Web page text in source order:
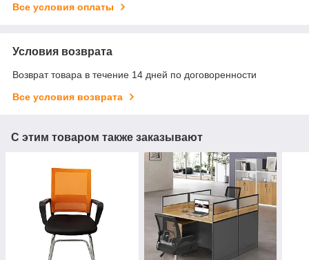
Все условия оплаты
Условия возврата
Возврат товара в течение 14 дней по договоренности
Все условия возврата
С этим товаром также заказывают